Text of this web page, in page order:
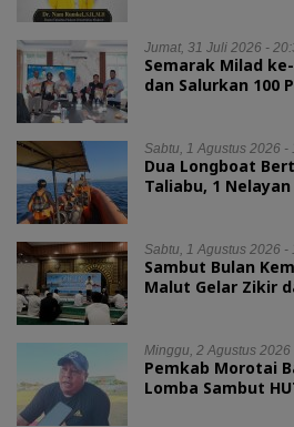
Jumat, 31 Juli 2026 -
Semarak Milad
dan Salurkan 100
Sabtu, 1 Agustus 2026 -
Dua Longboat
Taliabu, 1
Sabtu, 1 Agustus 2026 -
Sambut Bulan
Malut Gelar Zikir
Minggu, 2 Agustus 2026
Pemkab Morotai
Lomba Sambut